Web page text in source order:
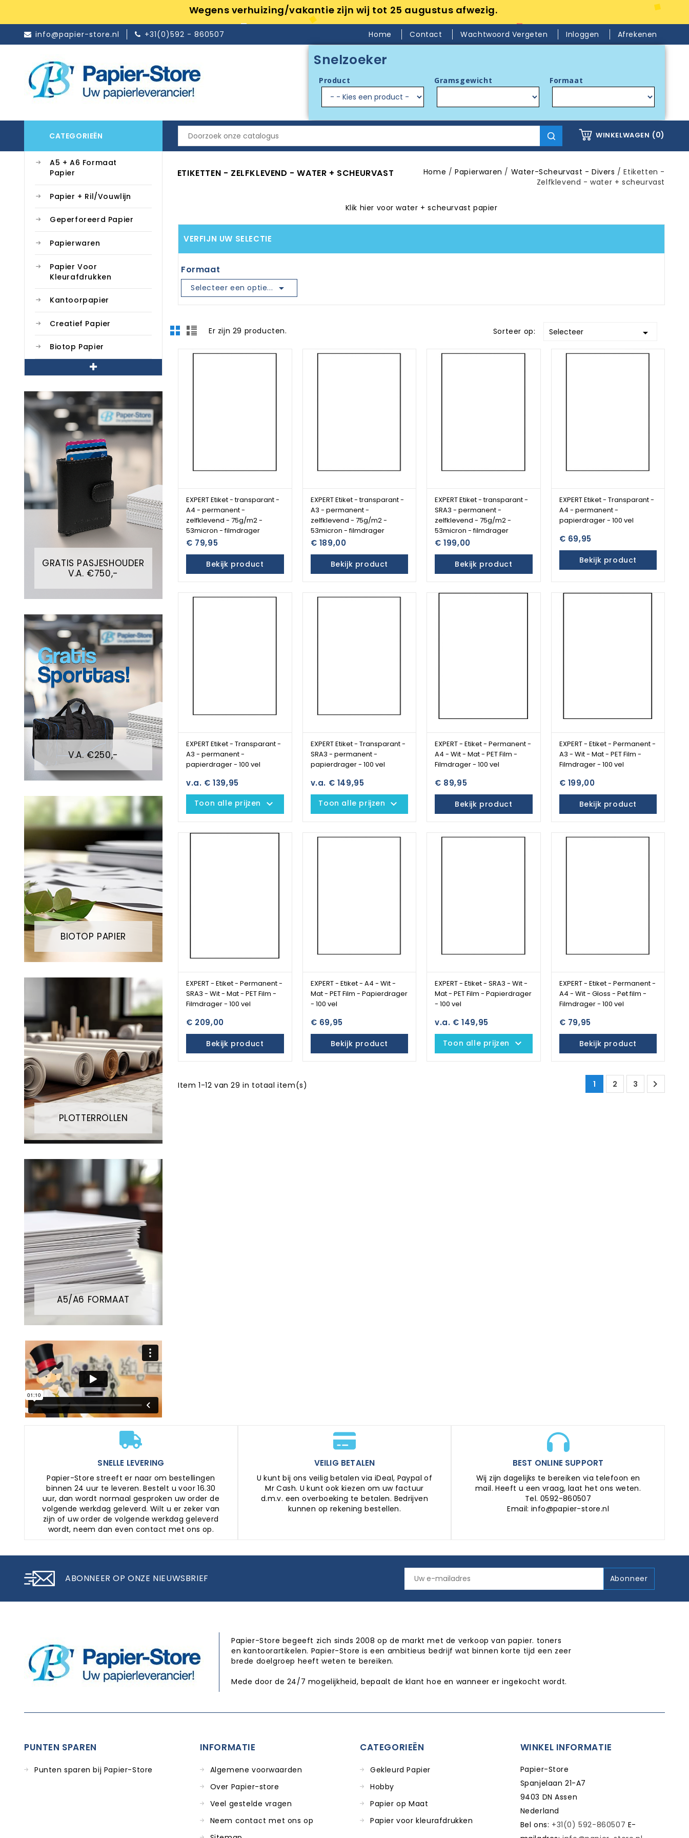
Wegens verhuizing/vakantie zijn wij tot 25 augustus afwezig.
info@papier-store.nl +31(0)592 - 860507 Home Contact Wachtwoord Vergeten Inloggen Afrekenen
Snelzoeker
Product Gramsgewicht Formaat
WINKELWAGEN (0)
CATEGORIEËN
A5 + A6 Formaat
Papier
Papier + Ril/Vouwlijn
Geperforeerd Papier
Papierwaren
Papier Voor
Kleurafdrukken
Kantoorpapier
Creatief Papier
Biotop Papier
GRATIS PASJESHOUDER
V.A. €750,-
V.A. €250,-
BIOTOP PAPIER
PLOTTERROLLEN
A5/A6 FORMAAT
ETIKETTEN - ZELFKLEVEND - WATER + SCHEURVAST Home Papierwaren Water-Scheurvast - Divers
Etiketten -
Zelfklevend - water + scheurvast
Klik hier voor water + scheurvast papier
VERFIJN UW SELECTIE
Formaat
Selecteer een optie... 
Er zijn 29 producten. Sorteer op: Selecteer 
EXPERT Etiket - transparant -
A4 - permanent -
zelfklevend - 75g/m2 -
53micron - filmdrager
€ 79,95
Bekijk product
EXPERT Etiket - transparant -
A3 - permanent -
zelfklevend - 75g/m2 -
53micron - filmdrager
€ 189,00
Bekijk product
EXPERT Etiket - transparant -
SRA3 - permanent -
zelfklevend - 75g/m2 -
53micron - filmdrager
€ 199,00
Bekijk product
EXPERT Etiket - Transparant -
A4 - permanent -
papierdrager - 100 vel
€ 69,95
Bekijk product
EXPERT Etiket - Transparant -
A3 - permanent -
papierdrager - 100 vel
v.a. € 139,95
Toon alle prijzen keyboard_arrow_down
EXPERT Etiket - Transparant -
SRA3 - permanent -
papierdrager - 100 vel
v.a. € 149,95
Toon alle prijzen keyboard_arrow_down
EXPERT - Etiket - Permanent -
A4 - Wit - Mat - PET Film -
Filmdrager - 100 vel
€ 89,95
Bekijk product
EXPERT - Etiket - Permanent -
A3 - Wit - Mat - PET Film -
Filmdrager - 100 vel
€ 199,00
Bekijk product
EXPERT - Etiket - Permanent -
SRA3 - Wit - Mat - PET Film -
Filmdrager - 100 vel
€ 209,00
Bekijk product
EXPERT - Etiket - A4 - Wit -
Mat - PET Film - Papierdrager
- 100 vel
€ 69,95
Bekijk product
EXPERT - Etiket - SRA3 - Wit -
Mat - PET Film - Papierdrager
- 100 vel
v.a. € 149,95
Toon alle prijzen keyboard_arrow_down
EXPERT - Etiket - Permanent -
A4 - Wit - Gloss - Pet film -
Filmdrager - 100 vel
€ 79,95
Bekijk product
Item 1-12 van 29 in totaal item(s) 1 2 3 
SNELLE LEVERING
Papier-Store streeft er naar om bestellingen
binnen 24 uur te leveren. Bestelt u voor 16.30
uur, dan wordt normaal gesproken uw order de
volgende werkdag geleverd. Wilt u er zeker van
zijn of uw order de volgende werkdag geleverd
wordt, neem dan even contact met ons op.
VEILIG BETALEN
U kunt bij ons veilig betalen via iDeal, Paypal of
Mr Cash. U kunt ook kiezen om uw factuur
d.m.v. een overboeking te betalen. Bedrijven
kunnen op rekening bestellen.
BEST ONLINE SUPPORT
Wij zijn dagelijks te bereiken via telefoon en
mail. Heeft u een vraag, laat het ons weten.
Tel. 0592-860507
Email: info@papier-store.nl
ABONNEER OP ONZE NIEUWSBRIEF
Papier-Store begeeft zich sinds 2008 op de markt met de verkoop van papier. toners
en kantoorartikelen. Papier-Store is een ambitieus bedrijf wat binnen korte tijd een zeer
brede doelgroep heeft weten te bereiken.
Mede door de 24/7 mogelijkheid, bepaalt de klant hoe en wanneer er ingekocht wordt.
PUNTEN SPAREN
Punten sparen bij Papier-Store
INFORMATIE
Algemene voorwaarden
Over Papier-store
Veel gestelde vragen
Neem contact met ons op
CATEGORIEËN
Gekleurd Papier
Hobby
Papier op Maat
Papier voor kleurafdrukken
WINKEL INFORMATIE
Papier-Store
Spanjelaan 21-A7
9403 DN Assen
Nederland
Bel ons: +31(0) 592-860507 E-